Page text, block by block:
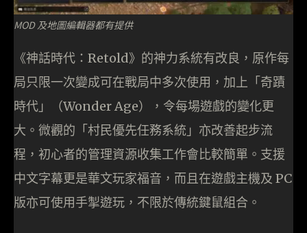
MOD 及地圖編輯器都有提供
《神話時代：Retold》的神力系統有改良，原作每
局只限一次變成可在戰局中多次使用，加上「奇蹟
時代」（Wonder Age），令每場遊戲的變化更
大。微觀的「村民優先任務系統」亦改善起步流
程，初心者的管理資源收集工作會比較簡單。支援
中文字幕更是華文玩家福音，而且在遊戲主機及 PC
版亦可使用手掣遊玩，不限於傳統鍵鼠組合。